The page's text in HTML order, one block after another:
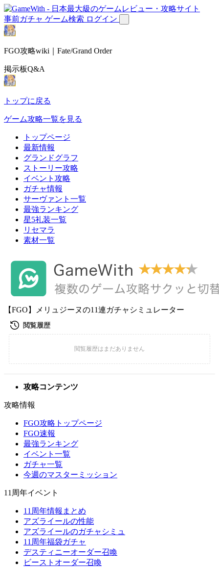
事前ガチャ ゲーム検索 ログイン
FGO攻略wiki｜Fate/Grand Order
掲示板Q&A
トップに戻る
ゲーム攻略一覧を見る
トップページ
最新情報
グランドグラフ
ストーリー攻略
イベント攻略
ガチャ情報
サーヴァント一覧
最強ランキング
星5礼装一覧
リセマラ
素材一覧
【FGO】メリュジーヌの11連ガチャシミュレーター
攻略コンテンツ
攻略情報
FGO攻略トップページ
FGO速報
最強ランキング
イベント一覧
ガチャ一覧
今週のマスターミッション
11周年イベント
11周年情報まとめ
アズライールの性能
アズライールのガチャシミュ
11周年福袋ガチャ
デスティニーオーダー召喚
ビーストオーダー召喚